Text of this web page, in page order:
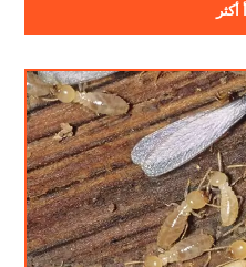
أكثر